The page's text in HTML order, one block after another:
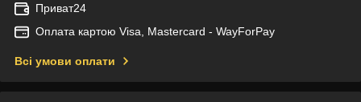
Приват24
Оплата картою Visa, Mastercard - WayForPay
Всі умови оплати